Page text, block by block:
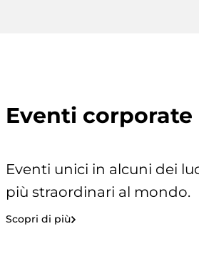
Eventi corporate
Eventi unici in alcuni dei
più straordinari al mondo.
Scopri di più